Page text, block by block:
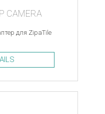
CAMERA
для ZipaTile